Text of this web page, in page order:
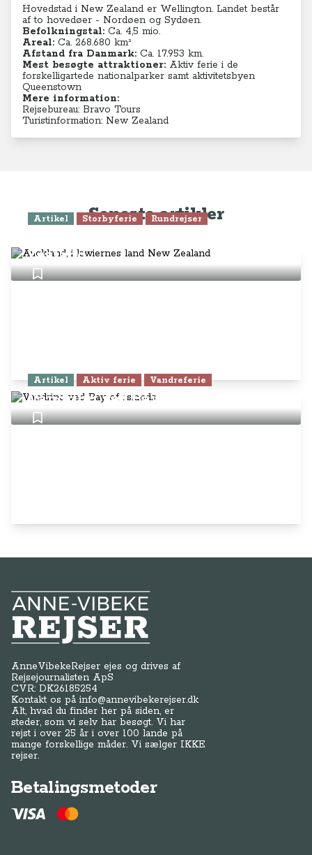
Hovedstad i New Zealand er Wellington. Landet består
af to hovedøer - Nordøen og Sydøen.
Befolkningstal: Ca. 4,5 mio.
Areal: Ca. 268.680 km²
Afstand fra Danmark: Ca. 17.953 km.
Mest besøgte attraktioner: Aktiv ferie i de
forskelligartede nationalparker samt aktivitetsbyen
Queenstown
Mere information:
Rejsebureau: Bravo Tours
Turistinformation: New Zealand
Seneste artikler
Artikel Storbyferie Rundrejser
Zealand
Artikel Aktiv ferie Vandreferie
Vandring ved Bay of Islands
Anne-Vibeke Rejser
AnneVibekeRejser ejes og drives af
Rejsejournalisten ApS
CVR: DK26185254
Kontakt os påinfo@annevibekerejser.dk
Alt, hvad du finder her på siden, er
steder, som vi selv har besøgt. Vi har
rejst i over 25 år i over 100 lande på
mange forskellige måder. Vi sælger IKKE
rejser.
Betalingsmetoder